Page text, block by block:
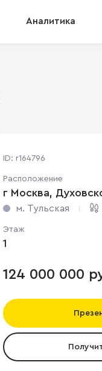
Аналитика
ID: r164796
Расположение
г Москва,
м. Тульская
Этаж
1
124 000 000